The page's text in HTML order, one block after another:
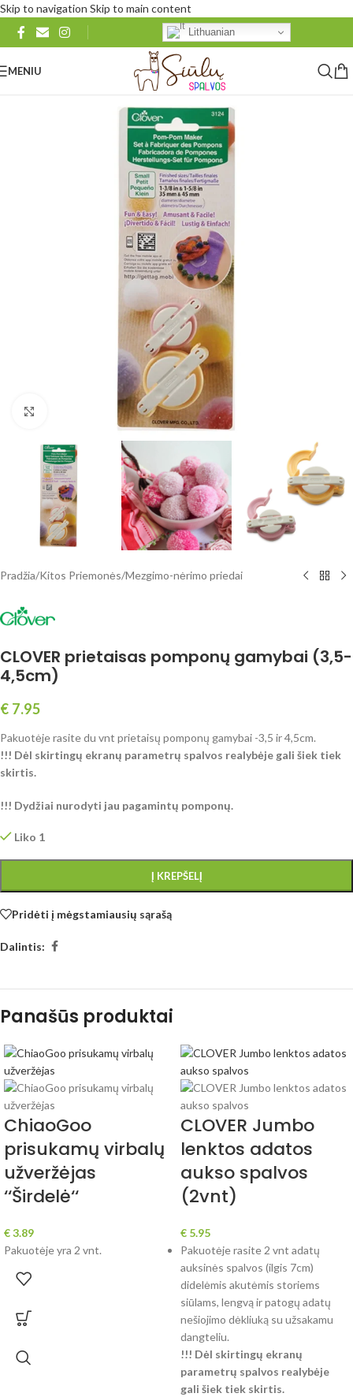
Skip to navigation Skip to main content
Lithuanian
MENIU
Spustelėkite, norėdami padidinti
Pradžia/Kitos Priemonės/Mezgimo-nėrimo priedai
CLOVER prietaisas pomponų gamybai (3,5-
4,5cm)
€ 7.95
Pakuotėje rasite du vnt prietaisų pomponų gamybai -3,5 ir 4,5cm.
!!! Dėl skirtingų ekranų parametrų spalvos realybėje gali šiek tiek
skirtis.
!!! Dydžiai nurodyti jau pagamintų pomponų.
Liko 1
Į KREPŠELĮ
Pridėti į mėgstamiausių sąrašą
Dalintis:
Panašūs produktai
ChiaoGoo
prisukamų virbalų
užveržėjas
‘‘Širdelė‘‘
€3.89
Pakuotėje yra 2 vnt.
CLOVER Jumbo
lenktos adatos
aukso spalvos
(2vnt)
€ 5.95
Pakuotėje rasite 2 vnt adatų
auksinės spalvos (ilgis 7cm)
didelėmis akutėmis storiems
siūlams, lengvą ir patogų adatų
nešiojimo dėkliuką su užsakamu
dangteliu.
!!! Dėl skirtingų ekranų
parametrų spalvos realybėje
gali šiek tiek skirtis.